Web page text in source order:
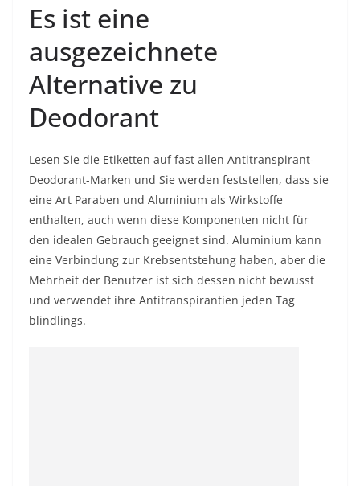
Es ist eine
ausgezeichnete
Alternative zu
Deodorant
Lesen Sie die Etiketten auf fast allen Antitranspirant-
Deodorant-Marken und Sie werden feststellen, dass sie
eine Art Paraben und Aluminium als Wirkstoffe
enthalten, auch wenn diese Komponenten nicht für
den idealen Gebrauch geeignet sind. Aluminium kann
eine Verbindung zur Krebsentstehung haben, aber die
Mehrheit der Benutzer ist sich dessen nicht bewusst
und verwendet ihre Antitranspirantien jeden Tag
blindlings.